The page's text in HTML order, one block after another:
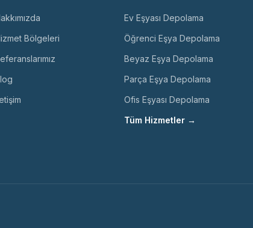
Bölgeleri
Ev Eşyası Depolama
Öğrenci Eşya Depolama
Beyaz Eşya Depolama
Parça Eşya Depolama
Ofis Eşyası Depolama
Tüm Hizmetler →